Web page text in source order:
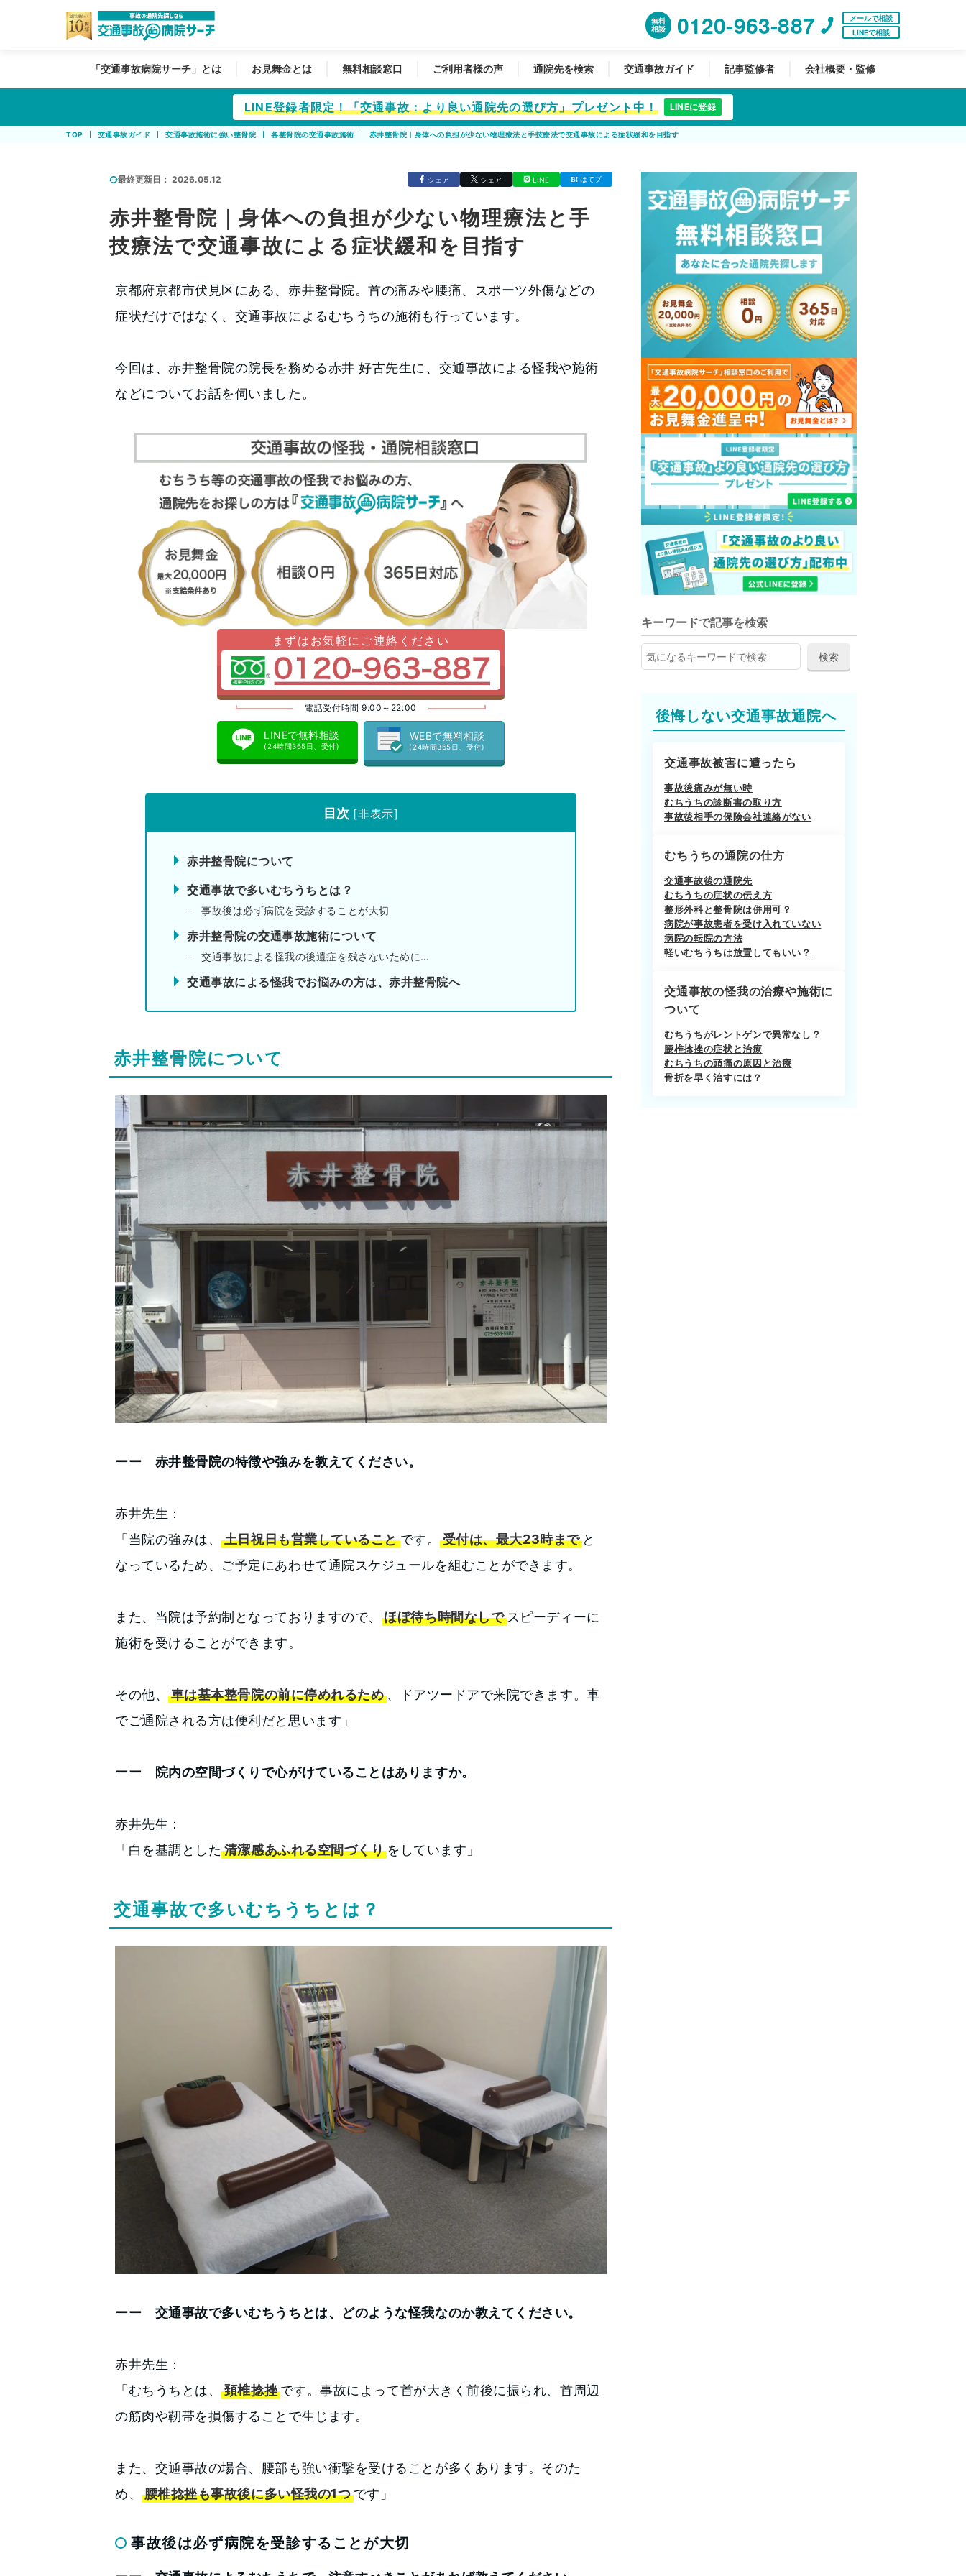
無料
相談
0120-963-887
メールで相談
LINEで相談
「交通事故病院サーチ」とは お見舞金とは 無料相談窓口 ご利用者様の声 通院先を検索 交通事故ガイド 記事監修者 会社概要・監修
LINE登録者限定！「交通事故：より良い通院先の選び方」プレゼント中！ LINEに登録
TOP 交通事故ガイド 交通事故施術に強い整骨院 各整骨院の交通事故施術 赤井整骨院｜身体への負担が少ない物理療法と手技療法で交通事故による症状緩和を目指す
最終更新日： 2026.05.12 シェア シェア LINE はてブ
赤井整骨院｜身体への負担が少ない物理療法と手
技療法で交通事故による症状緩和を目指す
京都府京都市伏見区にある、赤井整骨院。首の痛みや腰痛、スポーツ外傷などの
症状だけではなく、交通事故によるむちうちの施術も行っています。
今回は、赤井整骨院の院長を務める赤井 好古先生に、交通事故による怪我や施術
などについてお話を伺いました。
まずはお気軽にご連絡ください
電話受付時間 9:00～22:00
LINEで無料相談
(24時間365日、受付)
WEBで無料相談
(24時間365日、受付)
目次 [非表示]
赤井整骨院について
交通事故で多いむちうちとは？
事故後は必ず病院を受診することが大切
赤井整骨院の交通事故施術について
交通事故による怪我の後遺症を残さないために…
交通事故による怪我でお悩みの方は、赤井整骨院へ
赤井整骨院について
ーー 赤井整骨院の特徴や強みを教えてください。
赤井先生：
「当院の強みは、土日祝日も営業していることです。受付は、最大23時まで と
なっているため、ご予定にあわせて通院スケジュールを組むことができます。
また、当院は予約制となっておりますので、 ほぼ待ち時間なしでスピーディーに
施術を受けることができます。
その他、車は基本整骨院の前に停めれるため 、ドアツードアで来院できます。車
でご通院される方は便利だと思います」
ーー 院内の空間づくりで心がけていることはありますか。
赤井先生：
「白を基調とした清潔感あふれる空間づくり をしています」
交通事故で多いむちうちとは？
ーー 交通事故で多いむちうちとは、どのような怪我なのか教えてください。
赤井先生：
「むちうちとは、頚椎捻挫です。事故によって首が大きく前後に振られ、首周辺
の筋肉や靭帯を損傷することで生じます。
また、交通事故の場合、腰部も強い衝撃を受けることが多くあります。そのた
め、腰椎捻挫も事故後に多い怪我の1つです」
事故後は必ず病院を受診することが大切
キーワードで記事を検索
後悔しない交通事故通院へ
交通事故被害に遭ったら
事故後痛みが無い時
むちうちの診断書の取り方
事故後相手の保険会社連絡がない
むちうちの通院の仕方
交通事故後の通院先
むちうちの症状の伝え方
整形外科と整骨院は併用可？
病院が事故患者を受け入れていない
病院の転院の方法
軽いむちうちは放置してもいい？
交通事故の怪我の治療や施術に
ついて
むちうちがレントゲンで異常なし？
腰椎捻挫の症状と治療
むちうちの頭痛の原因と治療
骨折を早く治すには？